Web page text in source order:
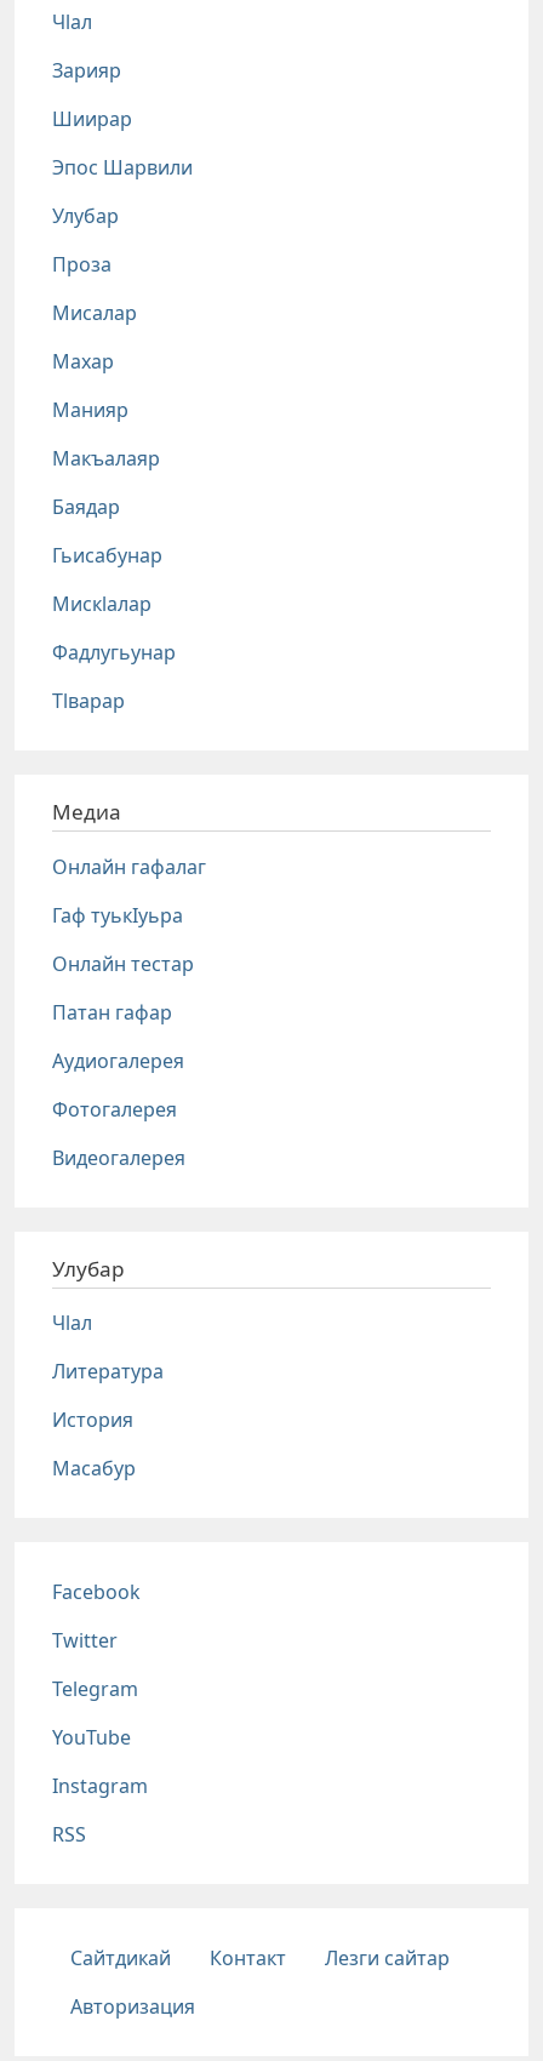
Чlал
Зарияр
Шиирар
Эпос Шарвили
Улубар
Проза
Мисалар
Махар
Манияр
Макъалаяр
Баядар
Гьисабунар
Мискlалар
Фадлугьунар
Тlварар
Медиа
Онлайн гафалаг
Гаф туькIуьра
Онлайн тестар
Патан гафар
Аудиогалерея
Фотогалерея
Видеогалерея
Улубар
Чlал
Литература
История
Масабур
Соц сети
Facebook
Twitter
Telegram
YouTube
Instagram
RSS
Подвал
Сайтдикай Контакт
Лезги сайтар
Авторизация